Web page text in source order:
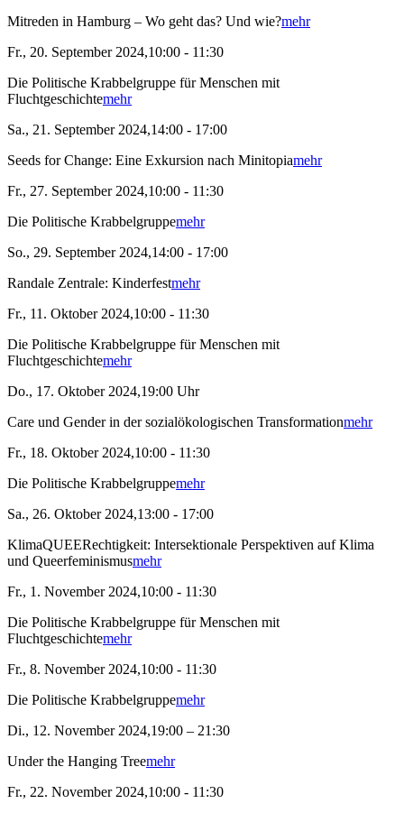
Mitreden in Hamburg – Wo geht das? Und wie?mehr
Fr., 20. September 2024,10:00 - 11:30
Die Politische Krabbelgruppe für Menschen mit
Fluchtgeschichtemehr
Sa., 21. September 2024,14:00 - 17:00
Seeds for Change: Eine Exkursion nach Minitopiamehr
Fr., 27. September 2024,10:00 - 11:30
Die Politische Krabbelgruppemehr
So., 29. September 2024,14:00 - 17:00
Randale Zentrale: Kinderfestmehr
Fr., 11. Oktober 2024,10:00 - 11:30
Die Politische Krabbelgruppe für Menschen mit
Fluchtgeschichtemehr
Do., 17. Oktober 2024,19:00 Uhr
Care und Gender in der sozialökologischen Transformationmehr
Fr., 18. Oktober 2024,10:00 - 11:30
Die Politische Krabbelgruppemehr
Sa., 26. Oktober 2024,13:00 - 17:00
KlimaQUEERechtigkeit: Intersektionale Perspektiven auf Klima
und Queerfeminismusmehr
Fr., 1. November 2024,10:00 - 11:30
Die Politische Krabbelgruppe für Menschen mit
Fluchtgeschichtemehr
Fr., 8. November 2024,10:00 - 11:30
Die Politische Krabbelgruppemehr
Di., 12. November 2024,19:00 – 21:30
Under the Hanging Treemehr
Fr., 22. November 2024,10:00 - 11:30